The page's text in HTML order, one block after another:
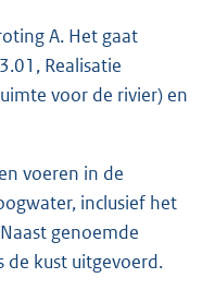
A. Het gaat
Realisatie
voor de rivier) en
voeren in de
inclusief het
genoemde
de kust uitgevoerd.